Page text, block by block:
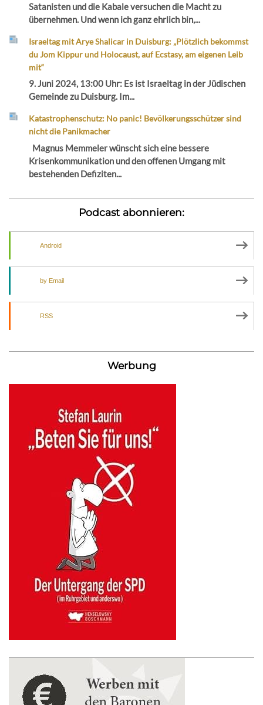
Satanisten und die Kabale versuchen die Macht zu
übernehmen. Und wenn ich ganz ehrlich bin,...
Israeltag mit Arye Shalicar in Duisburg: „Plötzlich bekommst
du Jom Kippur und Holocaust, auf Ecstasy, am eigenen Leib
mit“
9. Juni 2024, 13:00 Uhr: Es ist Israeltag in der Jüdischen
Gemeinde zu Duisburg. Im...
Katastrophenschutz: No panic! Bevölkerungsschützer sind
nicht die Panikmacher
Magnus Memmeler wünscht sich eine bessere
Krisenkommunikation und den offenen Umgang mit
bestehenden Defiziten...
Podcast abonnieren:
Android
by Email
RSS
Werbung